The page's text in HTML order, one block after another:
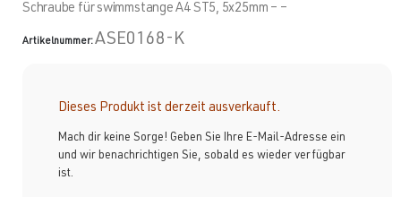
Schraube für swimmstange A4 ST5, 5x25mm – –
Artikelnummer:ASE0168-K
Dieses Produkt ist derzeit ausverkauft.
Mach dir keine Sorge! Geben Sie Ihre E-Mail-Adresse ein
und wir benachrichtigen Sie, sobald es wieder verfügbar
ist.